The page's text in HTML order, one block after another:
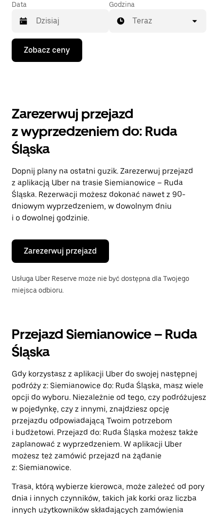
Data
Naciśnij
klawisz
strzałki
i wybrać
Naciśnij
klawisz
„Escape”,
zamknąć
kalendarz.
Godzina
Teraz
Zobacz ceny
Zarezerwuj przejazd
z wyprzedzeniem do: Ruda
Śląska
Dopnij plany na ostatni guzik. Zarezerwuj przejazd
z aplikacją Uber na trasie Siemianowice – Ruda
Śląska. Rezerwacji możesz dokonać nawet z 90-
dniowym wyprzedzeniem, w dowolnym dniu
i o dowolnej godzinie.
Zarezerwuj przejazd
Usługa Uber Reserve może nie być dostępna dla Twojego
miejsca odbioru.
Przejazd Siemianowice – Ruda
Śląska
Gdy korzystasz z aplikacji Uber do swojej następnej
podróży z: Siemianowice do: Ruda Śląska, masz wiele
opcji do wyboru. Niezależnie od tego, czy podróżujesz
w pojedynkę, czy z innymi, znajdziesz opcję
przejazdu odpowiadającą Twoim potrzebom
i budżetowi. Przejazd do: Ruda Śląska możesz także
zaplanować z wyprzedzeniem. W aplikacji Uber
możesz też zamówić przejazd na żądanie
z: Siemianowice.
Trasa, którą wybierze kierowca, może zależeć od pory
dnia i innych czynników, takich jak korki oraz liczba
innych użytkowników składających zamówienia